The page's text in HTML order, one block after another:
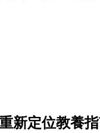
新定位教養